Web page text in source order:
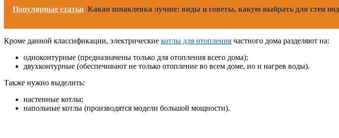
Популярные статьи Какая шпаклевка лучше: виды и советы, какую выбрать для стен
Кроме данной классификации, электрические котлы для отопления частного дома разделяют на:
одноконтурные (предназначены только для отопления всего дома);
двухконтурные (обеспечивают не только отопление во всем доме, но и нагрев воды).
Также нужно выделить:
настенные котлы;
напольные котлы (производятся модели большой мощности).